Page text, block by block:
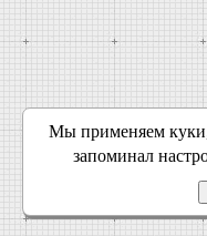
Мы применяем куки,
запоминал